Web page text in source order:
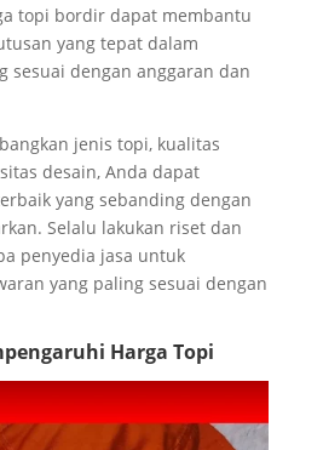
topi bordir dapat membantu
yang tepat dalam
sesuai dengan anggaran dan
jenis topi, kualitas
desain, Anda dapat
yang sebanding dengan
Selalu lakukan riset dan
penyedia jasa untuk
yang paling sesuai dengan
Harga Topi